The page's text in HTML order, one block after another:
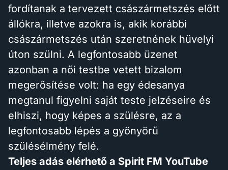
fordítanak a tervezett császármetszés előtt
állókra, illetve azokra is, akik korábbi
császármetszés után szeretnének hüvelyi
úton szülni. A legfontosabb üzenet
azonban a női testbe vetett bizalom
megerősítése volt: ha egy édesanya
megtanul figyelni saját teste jelzéseire és
elhiszi, hogy képes a szülésre, az a
legfontosabb lépés a gyönyörű
szülésélmény felé.
Teljes adás elérhető a Spirit FM YouTube